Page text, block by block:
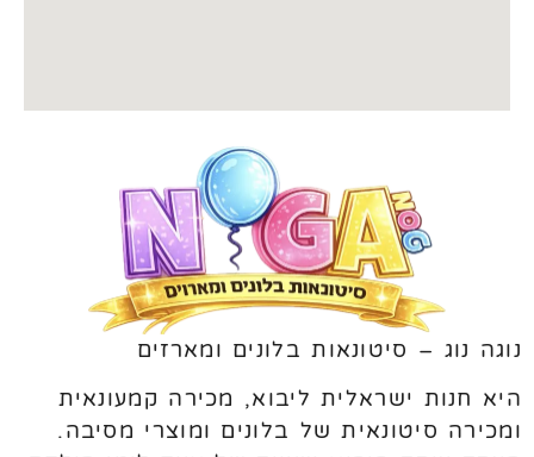
נוגה נוג – סיטונאות בלונים ומארזים
היא חנות ישראלית ליבוא, מכירה קמעונאית
ומכירה סיטונאית של בלונים ומוצרי מסיבה.